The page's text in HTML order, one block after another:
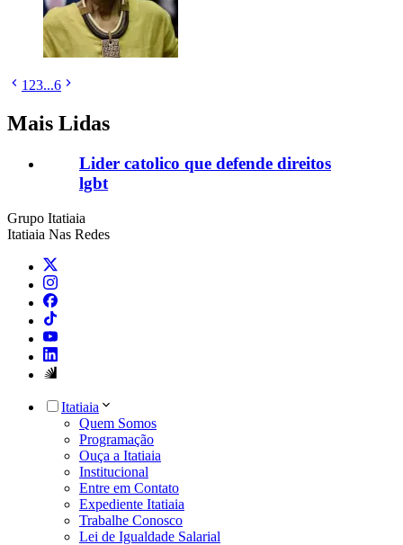
1 23...6
Mais Lidas
Lider catolico que defende direitos
lgbt
Grupo Itatiaia
Itatiaia Nas Redes
Itatiaia
Quem Somos
Programação
Ouça a Itatiaia
Institucional
Entre em Contato
Expediente Itatiaia
Trabalhe Conosco
Lei de Igualdade Salarial